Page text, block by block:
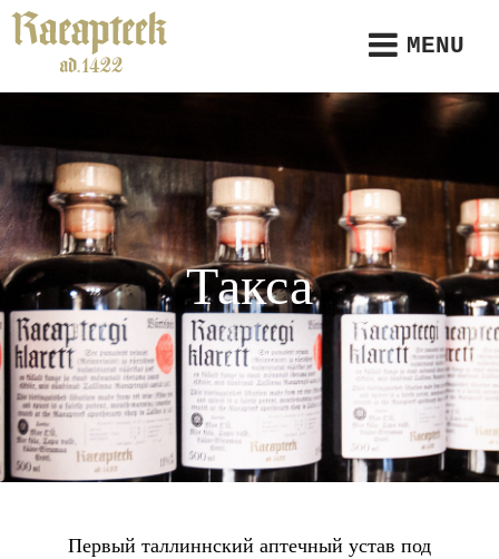
MENU
Такса
Первый таллиннский аптечный устав под